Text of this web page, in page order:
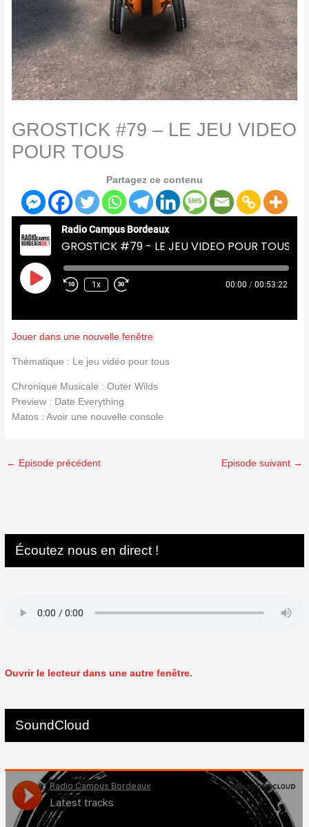
GROSTICK #79 – LE JEU VIDEO
POUR TOUS
Partagez ce contenu
Radio Campus Bordeaux
GROSTICK #79 - LE JEU VIDEO POUR TOUS
Play
Episode
1x 00:00 / 00:53:22
Jouer dans une nouvelle fenêtre
Thématique : Le jeu vidéo pour tous
Chronique Musicale : Outer Wilds
Preview : Date Everything
Matos : Avoir une nouvelle console
← Episode précédent Episode suivant →
Écoutez nous en direct !
Ouvrir le lecteur dans une autre fenêtre.
SoundCloud